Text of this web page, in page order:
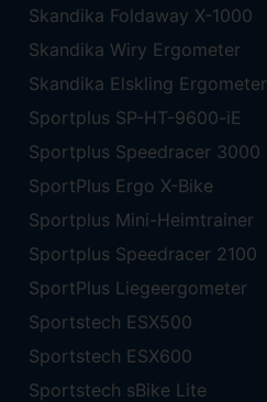
Skandika Foldaway X-1000
Skandika Wiry Ergometer
Skandika Elskling Ergometer
Sportplus SP-HT-9600-iE
Sportplus Speedracer 3000
SportPlus Ergo X-Bike
Sportplus Mini-Heimtrainer
Sportplus Speedracer 2100
SportPlus Liegeergometer
Sportstech ESX500
Sportstech ESX600
Sportstech sBike Lite